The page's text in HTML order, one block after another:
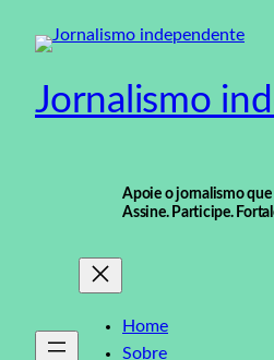
para
conteúdo
Jornalismo
Apoie o jornalismo que
Assine. Participe.
Home
Sobre